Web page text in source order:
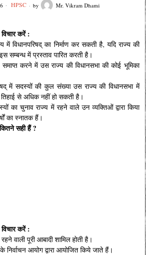
HPSC by Mr. Vikram Dhami
करें :
में विधानपरिषद् का निर्माण कर सकती है, यदि राज्य की
सम्बन्ध में प्रस्ताव पारित करती है।
समाप्त करने में उस राज्य की विधानसभा की कोई भूमिका
में सदस्यों की कुल संख्या उस राज्य की विधानसभा में
से अधिक नहीं हो सकती है।
का चुनाव राज्य में रहने वाले उन व्यक्तिओं द्वारा किया
का स्नातक हैं।
सही हैं ?
करें :
वाली पूरी आबादी शामिल होती है।
निर्वाचन आयोग द्वारा आयोजित किये जाते हैं।